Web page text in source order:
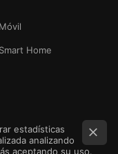
Home
estadísticas
analizando
aceptando su uso.